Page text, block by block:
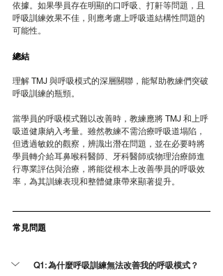
依據。如果學員存在明顯的口呼吸、打鼾等問題，且
呼吸訓練效果不佳，則應考慮上呼吸道結構性問題的
可能性。
總結
理解 TMJ 與呼吸模式的深層關聯，能幫助教練們突破
呼吸訓練的瓶頸。
當學員的呼吸模式難以改善時，教練應將 TMJ 和上呼
吸道健康納入考量。雖然教練不需治療呼吸道塌陷，
但透過敏銳的觀察，辨識出潛在問題，並在必要時將
學員轉介給耳鼻喉科醫師、牙科醫師或物理治療師進
行專業評估與治療，將能從根本上改善學員的呼吸效
率，為其訓練表現和整體健康帶來顯著提升。
常見問題
Q1: 為什麼呼吸訓練無法改善我的呼吸模式？